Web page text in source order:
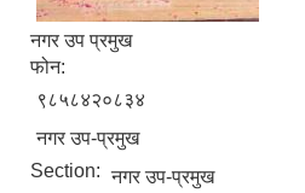
नगर उप प्रमुख
फोन:
९८५८४२०८३४
नगर उप-प्रमुख
Section: नगर उप-प्रमुख